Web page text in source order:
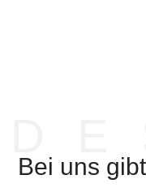
Bei uns